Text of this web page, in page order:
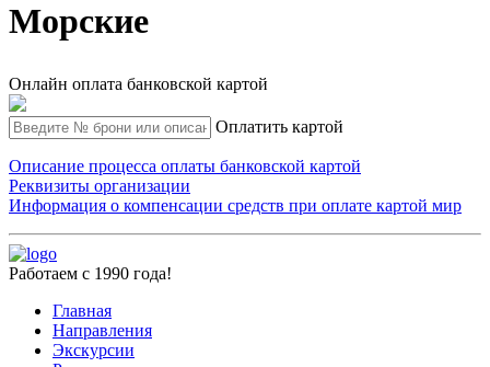
Морские
Онлайн оплата банковской картой
Оплатить картой
Описание процесса оплаты банковской картой
Реквизиты организации
Информация о компенсации средств при оплате картой мир
Работаем с 1990 года!
Главная
Направления
Экскурсии